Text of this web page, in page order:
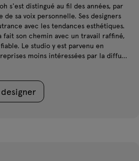
s'est distingué au fil des années, par
sa voix personnelle. Ses designers
avec les tendances esthétiques.
fait son chemin avec un travail raffiné,
Le studio y est parvenu en
moins intéressées par la diffu...